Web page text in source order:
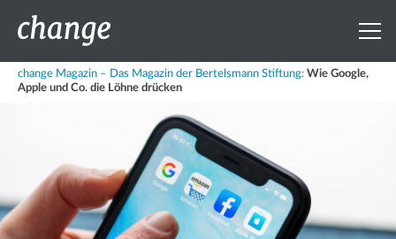
change Magazin – Das Magazin der Bertelsmann Stiftung: Wie Google,
Apple und Co. die Löhne drücken